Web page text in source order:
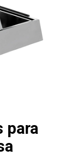
para